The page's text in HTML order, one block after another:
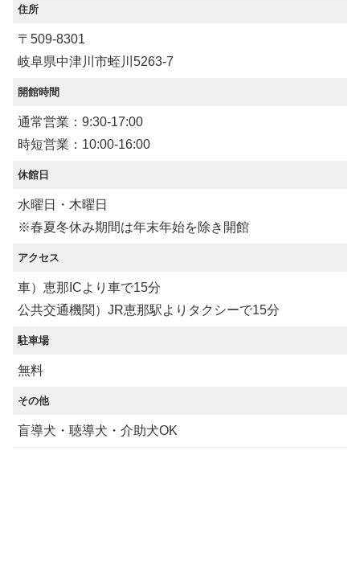
住所
〒509-8301
岐阜県中津川市蛭川5263-7
開館時間
通常営業：9:30-17:00
時短営業：10:00-16:00
休館日
水曜日・木曜日
※春夏冬休み期間は年末年始を除き開館
アクセス
車）恵那ICより車で15分
公共交通機関）JR恵那駅よりタクシーで15分
駐車場
無料
その他
盲導犬・聴導犬・介助犬OK